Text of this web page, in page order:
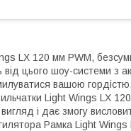
LX 120 мм PWM,
від цього шоу-системи з
вашою
Light Wings LX
і дає змогу
Рамка Light